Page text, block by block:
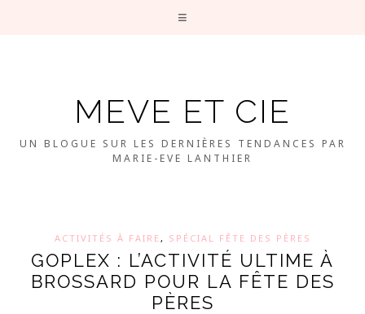
MEVE ET CIE
UN BLOGUE SUR LES DERNIÈRES TENDANCES PAR
MARIE-EVE LANTHIER
ACTIVITÉS À FAIRE, SPÉCIAL FÊTE DES PÈRES
GOPLEX : L’ACTIVITÉ ULTIME À
BROSSARD POUR LA FÊTE DES
PÈRES